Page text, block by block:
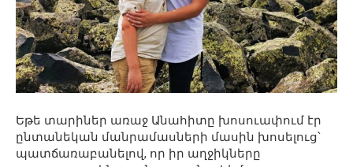
Եթե տարիներ առաջ Անահիտը խոսուափում էր
ընտանեկան մանրամասների մասին խոսելուց՝
պատճառաբանելով, որ իր աղջիկները